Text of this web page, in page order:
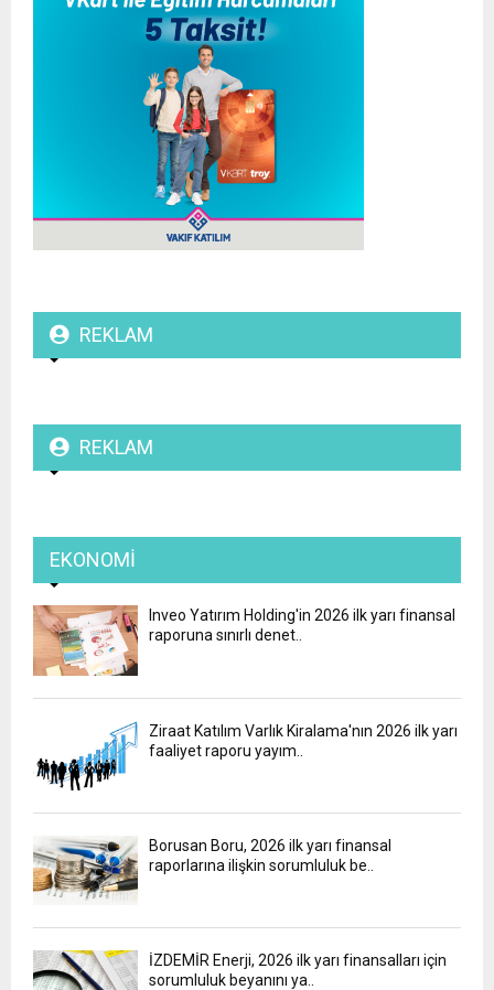
REKLAM
REKLAM
EKONOMI
Inveo Yatırım Holding'in 2026 ilk yarı finansal
raporuna sınırlı denet..
Ziraat Katılım Varlık Kiralama'nın 2026 ilk yarı
faaliyet raporu yayım..
Borusan Boru, 2026 ilk yarı finansal
raporlarına ilişkin sorumluluk be..
İZDEMİR Enerji, 2026 ilk yarı finansalları için
sorumluluk beyanını ya..